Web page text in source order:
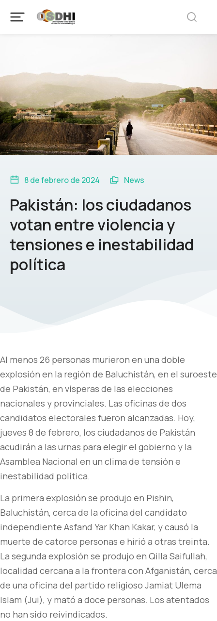
8 de febrero de 2024 News
Pakistán: los ciudadanos
votan entre violencia y
tensiones e inestabilidad
política
Al menos 26 personas murieron en una doble
explosión en la región de Baluchistán, en el suroeste
de Pakistán, en vísperas de las elecciones
nacionales y provinciales. Las oficinas de dos
candidatos electorales fueron alcanzadas. Hoy,
jueves 8 de febrero, los ciudadanos de Pakistán
acudirán a las urnas para elegir el gobierno y la
Asamblea Nacional en un clima de tensión e
inestabilidad política.
La primera explosión se produjo en Pishin,
Baluchistán, cerca de la oficina del candidato
independiente Asfand Yar Khan Kakar, y causó la
muerte de catorce personas e hirió a otras treinta.
La segunda explosión se produjo en Qilla Saifullah,
localidad cercana a la frontera con Afganistán, cerca
de una oficina del partido religioso Jamiat Ulema
Islam (Jui), y mató a doce personas. Los atentados
no han sido reivindicados.